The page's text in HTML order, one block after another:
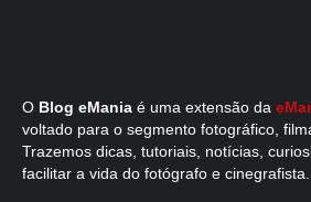
O Blog eMania é uma extensão da
voltado para o segmento fotográfico,
Trazemos dicas, tutoriais, notícias,
facilitar a vida do fotógrafo e cinegrafista.